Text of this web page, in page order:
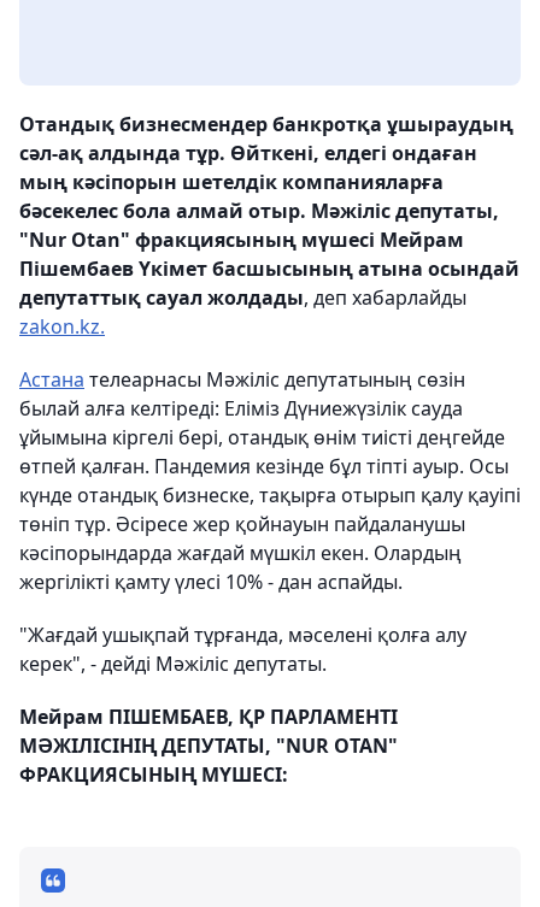
Отандық бизнесмендер банкротқа ұшыраудың
сәл-ақ алдында тұр. Өйткені, елдегі ондаған
мың кәсіпорын шетелдік компанияларға
бәсекелес бола алмай отыр. Мәжіліс депутаты,
"Nur Otan" фракциясының мүшесі Мейрам
Пішембаев Үкімет басшысының атына осындай
депутаттық сауал жолдады, деп хабарлайды
zakon.kz.
Астана телеарнасы Мәжіліс депутатының сөзін
былай алға келтіреді: Еліміз Дүниежүзілік сауда
ұйымына кіргелі бері, отандық өнім тиісті деңгейде
өтпей қалған. Пандемия кезінде бұл тіпті ауыр. Осы
күнде отандық бизнеске, тақырға отырып қалу қауіпі
төніп тұр. Әсіресе жер қойнауын пайдаланушы
кәсіпорындарда жағдай мүшкіл екен. Олардың
жергілікті қамту үлесі 10% - дан аспайды.
"Жағдай ушықпай тұрғанда, мәселені қолға алу
керек", - дейді Мәжіліс депутаты.
Мейрам ПІШЕМБАЕВ, ҚР ПАРЛАМЕНТІ
МӘЖІЛІСІНІҢ ДЕПУТАТЫ, "NUR OTAN"
ФРАКЦИЯСЫНЫҢ МҮШЕСІ: